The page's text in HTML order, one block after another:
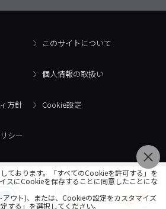
このサイトについて
個人情報の取扱い
方針 Cookie設定
シー
ております。「すべてのCookieを許可する」を
スにCookieを保存することに同意したことにな
ウト)、または、Cookieの設定をカスタマイズ
する」を選択してください。